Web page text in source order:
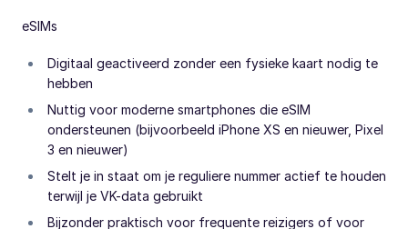
eSIMs
Digitaal geactiveerd zonder een fysieke kaart nodig te
hebben
Nuttig voor moderne smartphones die eSIM
ondersteunen (bijvoorbeeld iPhone XS en nieuwer, Pixel
3 en nieuwer)
Stelt je in staat om je reguliere nummer actief te houden
terwijl je VK-data gebruikt
Bijzonder praktisch voor frequente reizigers of voor